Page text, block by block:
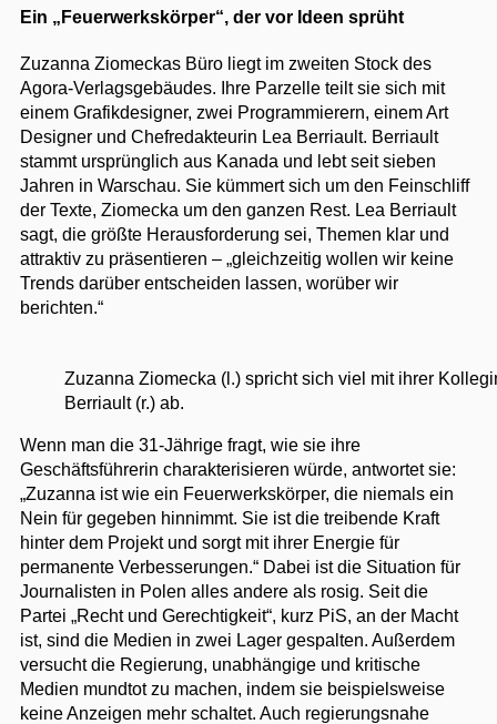
Ein „Feuerwerkskörper“, der vor Ideen sprüht
Zuzanna Ziomeckas Büro liegt im zweiten Stock des
Agora-Verlagsgebäudes. Ihre Parzelle teilt sie sich mit
einem Grafikdesigner, zwei Programmierern, einem Art
Designer und Chefredakteurin Lea Berriault. Berriault
stammt ursprünglich aus Kanada und lebt seit sieben
Jahren in Warschau. Sie kümmert sich um den Feinschliff
der Texte, Ziomecka um den ganzen Rest. Lea Berriault
sagt, die größte Herausforderung sei, Themen klar und
attraktiv zu präsentieren – „gleichzeitig wollen wir keine
Trends darüber entscheiden lassen, worüber wir
berichten.“
Zuzanna Ziomecka (l.) spricht sich viel mit ihrer
Berriault (r.) ab.
Wenn man die 31-Jährige fragt, wie sie ihre
Geschäftsführerin charakterisieren würde, antwortet sie:
„Zuzanna ist wie ein Feuerwerkskörper, die niemals ein
Nein für gegeben hinnimmt. Sie ist die treibende Kraft
hinter dem Projekt und sorgt mit ihrer Energie für
permanente Verbesserungen.“ Dabei ist die Situation für
Journalisten in Polen alles andere als rosig. Seit die
Partei „Recht und Gerechtigkeit“, kurz PiS, an der Macht
ist, sind die Medien in zwei Lager gespalten. Außerdem
versucht die Regierung, unabhängige und kritische
Medien mundtot zu machen, indem sie beispielsweise
keine Anzeigen mehr schaltet. Auch regierungsnahe